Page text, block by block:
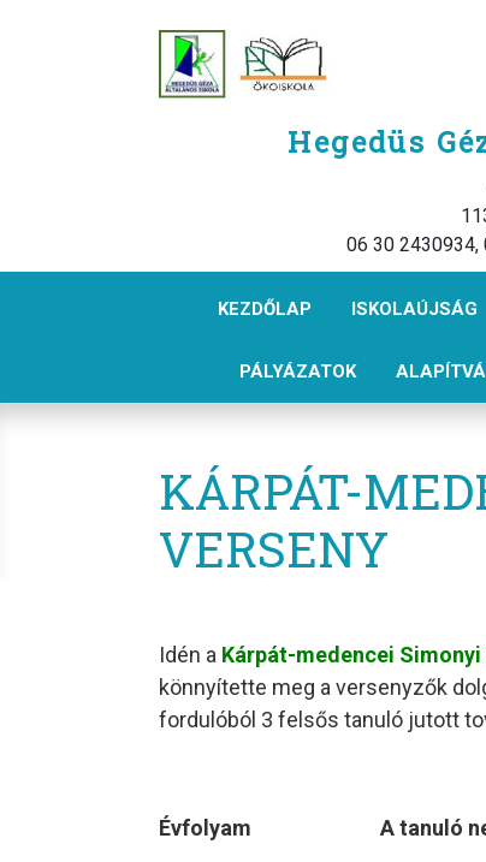
Hegedüs
06 30 2430934,
KEZDŐLAP ISKOLAÚJSÁG
PÁLYÁZATOK
KÁRPÁT-
VERSENY
Idén a Kárpát-medencei
könnyítette meg a versenyzők
fordulóból 3 felsős tanuló jutott
Évfolyam A tanuló